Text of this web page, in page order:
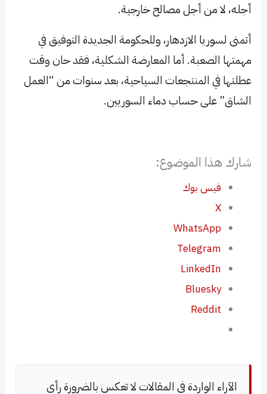
أجله، لا من أجل مصالح خارجية.
أتمنى لسوريا الازدهار، وللحكومة الجديدة التوفيق في
مهمتها الصعبة. أما المعارضة الشكلية، فقد حان وقت
عطلتها في المنتجعات السياحية، بعد سنوات من “العمل
الشاق” على حساب دماء السوريين.
شارك هذا الموضوع:
فيس بوك
X
WhatsApp
Telegram
LinkedIn
Bluesky
Reddit
الآراء الواردة في المقالات لا تعكس بالضرورة رأي